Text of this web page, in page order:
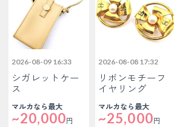
2026-08-09 16:33
シガレットケー
ス
マルカなら最大
~20,000円
2026-08-08 17:32
リボンモチーフ
イヤリング
マルカなら最大
~25,000円